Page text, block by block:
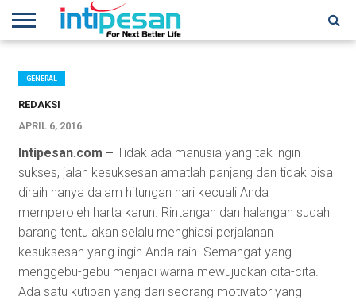
NEWS
CONFERENCES
TRAINING
IPSHOW
EVENT
IP
NETWORK
MORE
GENERAL
REDAKSI
APRIL 6, 2016
Intipesan.com – Tidak ada manusia yang tak ingin
sukses, jalan kesuksesan amatlah panjang dan tidak bisa
diraih hanya dalam hitungan hari kecuali Anda
memperoleh harta karun. Rintangan dan halangan sudah
barang tentu akan selalu menghiasi perjalanan
kesuksesan yang ingin Anda raih. Semangat yang
menggebu-gebu menjadi warna mewujudkan cita-cita.
Ada satu kutipan yang dari seorang motivator yang